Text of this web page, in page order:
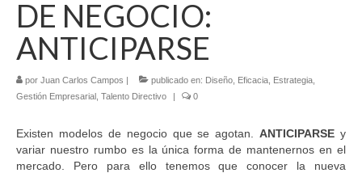
DE NEGOCIO:
ANTICIPARSE
por Juan Carlos Campos | publicado en: Diseño Eficacia Estrategia
Gestión Empresarial Talento Directivo | 0
Existen modelos de negocio que se agotan.ANTICIPARSE y
variar nuestro rumbo es la única forma de mantenernos en el
mercado. Pero para ello tenemos que conocer la nueva